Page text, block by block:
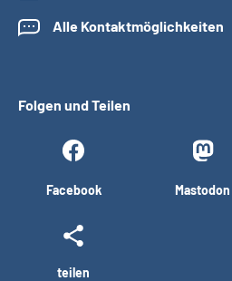
Alle Kontaktmöglichkeiten
Folgen und Teilen
Facebook Mastodon
teilen